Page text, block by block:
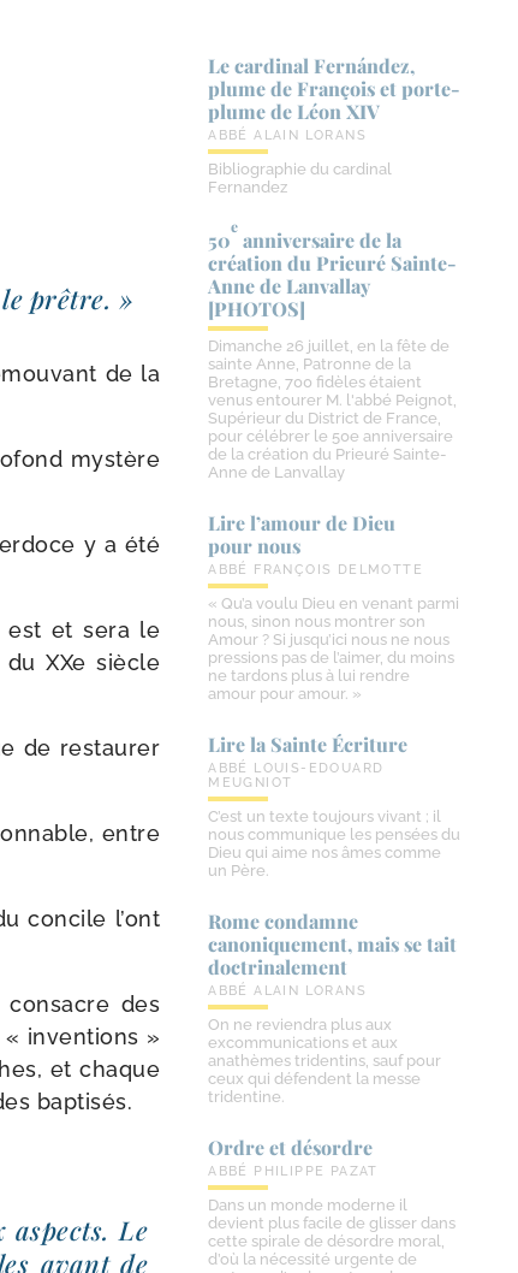
le prêtre. »
de la
mys­tère
y a été
est et sera le
XXe siècle
de res­tau­rer
entre
concile l’ont
consacre des
inven­tions »
et chaque
baptisés.
Le
avant de
Le cardinal Fernández,
plume de François et porte-​
plume de Léon XIV
ABBÉ ALAIN LORANS
Bibliographie du cardinal
Fernandez
50
e
anniversaire de la
création du Prieuré Sainte-​
Anne de Lanvallay
[PHOTOS]
Dimanche 26 juillet, en la fête de
sainte Anne, Patronne de la
Bretagne, 700 fidèles étaient
venus entourer M. l'abbé Peignot,
Supérieur du District de France,
pour célébrer le 50e anniversaire
de la création du Prieuré Sainte-
Anne de Lanvallay
Lire l’amour de Dieu
pour nous
ABBÉ FRANÇOIS DELMOTTE
« Qu’a voulu Dieu en venant parmi
nous, sinon nous montrer son
Amour ? Si jusqu’ici nous ne nous
pressions pas de l’aimer, du moins
ne tardons plus à lui rendre
amour pour amour. »
Lire la Sainte Écriture
ABBÉ LOUIS-EDOUARD
MEUGNIOT
C’est un texte toujours vivant ; il
nous communique les pensées du
Dieu qui aime nos âmes comme
un Père.
Rome condamne
canoniquement, mais se tait
doctrinalement
ABBÉ ALAIN LORANS
On ne reviendra plus aux
excommunications et aux
anathèmes tridentins, sauf pour
ceux qui défendent la messe
tridentine.
Ordre et désordre
ABBÉ PHILIPPE PAZAT
Dans un monde moderne il
devient plus facile de glisser dans
cette spirale de désordre moral,
d’où la nécessité urgente de